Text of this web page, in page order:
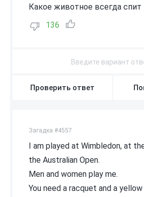
Какое животное всегда спит
136
Проверить ответ
Загадка #4557
I am played at Wimbledon, at
the Australian Open.
Men and women play me.
You need a racquet and a yellow